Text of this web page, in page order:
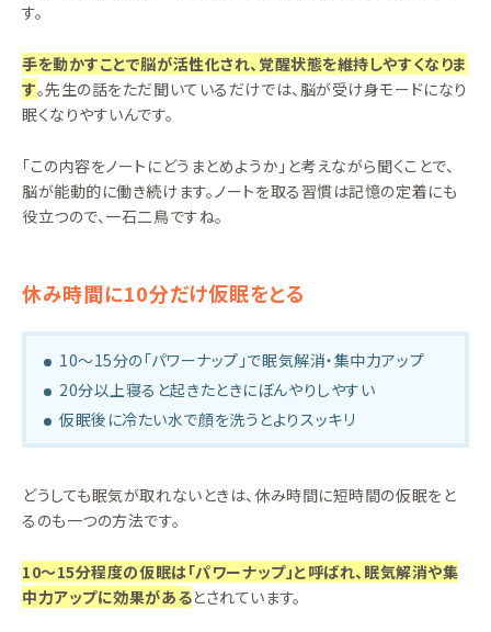
す。
手を動かすことで脳が活性化され、覚醒状態を維持しやすくなりま
す。先生の話をただ聞いているだけでは、脳が受け身モードになり
眠くなりやすいんです。
「この内容をノートにどうまとめようか」と考えながら聞くことで、
脳が能動的に働き続けます。ノートを取る習慣は記憶の定着にも
役立つので、一石二鳥ですね。
休み時間に10分だけ仮眠をとる
10〜15分の「パワーナップ」で眠気解消・集中力アップ
20分以上寝ると起きたときにぼんやりしやすい
仮眠後に冷たい水で顔を洗うとよりスッキリ
どうしても眠気が取れないときは、休み時間に短時間の仮眠をと
るのも一つの方法です。
10〜15分程度の仮眠は「パワーナップ」と呼ばれ、眠気解消や集
中力アップに効果があるとされています。